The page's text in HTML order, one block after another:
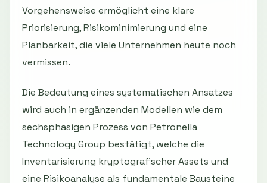
Vorgehensweise ermöglicht eine klare
Priorisierung, Risikominimierung und eine
Planbarkeit, die viele Unternehmen heute noch
vermissen.
Die Bedeutung eines systematischen Ansatzes
wird auch in ergänzenden Modellen wie dem
sechsphasigen Prozess von Petronella
Technology Group bestätigt, welche die
Inventarisierung kryptografischer Assets und
eine Risikoanalyse als fundamentale Bausteine